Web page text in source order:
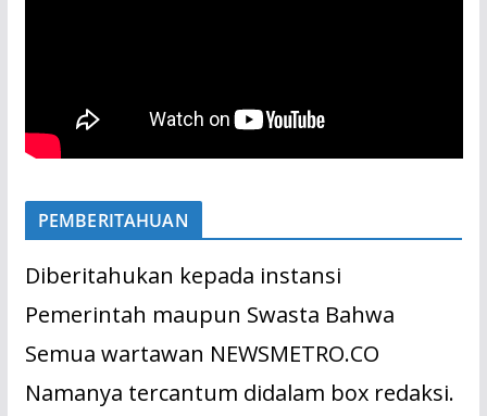
PEMBERITAHUAN
Diberitahukan kepada instansi
Pemerintah maupun Swasta Bahwa
Semua wartawan NEWSMETRO.CO
Namanya tercantum didalam box redaksi.